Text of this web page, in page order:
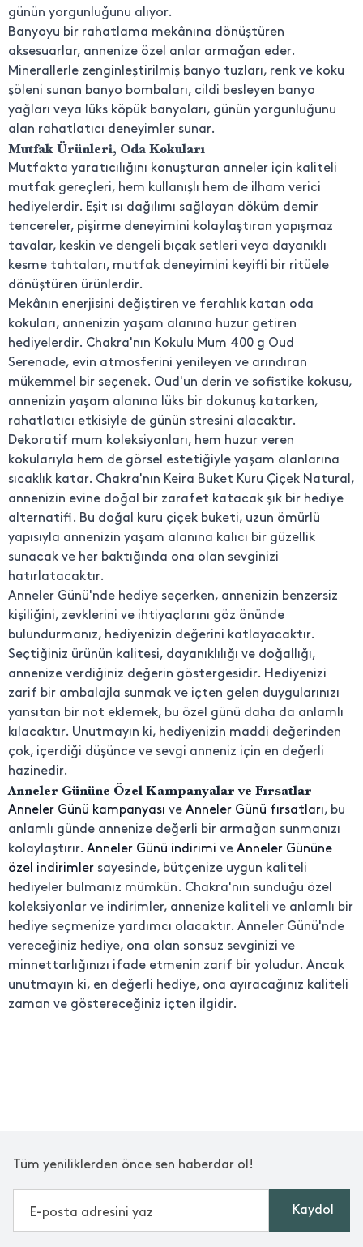
günün yorgunluğunu alıyor.
Banyoyu bir rahatlama mekânına dönüştüren
aksesuarlar, annenize özel anlar armağan eder.
Minerallerle zenginleştirilmiş banyo tuzları, renk ve koku
şöleni sunan banyo bombaları, cildi besleyen banyo
yağları veya lüks köpük banyoları, günün yorgunluğunu
alan rahatlatıcı deneyimler sunar.
Mutfak Ürünleri, Oda Kokuları
Mutfakta yaratıcılığını konuşturan anneler için kaliteli
mutfak gereçleri, hem kullanışlı hem de ilham verici
hediyelerdir. Eşit ısı dağılımı sağlayan döküm demir
tencereler, pişirme deneyimini kolaylaştıran yapışmaz
tavalar, keskin ve dengeli bıçak setleri veya dayanıklı
kesme tahtaları, mutfak deneyimini keyifli bir ritüele
dönüştüren ürünlerdir.
Mekânın enerjisini değiştiren ve ferahlık katan oda
kokuları, annenizin yaşam alanına huzur getiren
hediyelerdir. Chakra'nın Kokulu Mum 400 g Oud
Serenade, evin atmosferini yenileyen ve arındıran
mükemmel bir seçenek. Oud'un derin ve sofistike kokusu,
annenizin yaşam alanına lüks bir dokunuş katarken,
rahatlatıcı etkisiyle de günün stresini alacaktır.
Dekoratif mum koleksiyonları, hem huzur veren
kokularıyla hem de görsel estetiğiyle yaşam alanlarına
sıcaklık katar. Chakra'nın Keira Buket Kuru Çiçek Natural,
annenizin evine doğal bir zarafet katacak şık bir hediye
alternatifi. Bu doğal kuru çiçek buketi, uzun ömürlü
yapısıyla annenizin yaşam alanına kalıcı bir güzellik
sunacak ve her baktığında ona olan sevginizi
hatırlatacaktır.
Anneler Günü'nde hediye seçerken, annenizin benzersiz
kişiliğini, zevklerini ve ihtiyaçlarını göz önünde
bulundurmanız, hediyenizin değerini katlayacaktır.
Seçtiğiniz ürünün kalitesi, dayanıklılığı ve doğallığı,
annenize verdiğiniz değerin göstergesidir. Hediyenizi
zarif bir ambalajla sunmak ve içten gelen duygularınızı
yansıtan bir not eklemek, bu özel günü daha da anlamlı
kılacaktır. Unutmayın ki, hediyenizin maddi değerinden
çok, içerdiği düşünce ve sevgi anneniz için en değerli
hazinedir.
Anneler Gününe Özel Kampanyalar ve Fırsatlar
Anneler Günü kampanyası ve Anneler Günü fırsatları, bu
anlamlı günde annenize değerli bir armağan sunmanızı
kolaylaştırır. Anneler Günü indirimi ve Anneler Gününe
özel indirimler sayesinde, bütçenize uygun kaliteli
hediyeler bulmanız mümkün. Chakra'nın sunduğu özel
koleksiyonlar ve indirimler, annenize kaliteli ve anlamlı bir
hediye seçmenize yardımcı olacaktır. Anneler Günü'nde
vereceğiniz hediye, ona olan sonsuz sevginizi ve
minnettarlığınızı ifade etmenin zarif bir yoludur. Ancak
unutmayın ki, en değerli hediye, ona ayıracağınız kaliteli
zaman ve göstereceğiniz içten ilgidir.
Tüm yeniliklerden önce sen haberdar ol!
Kaydol